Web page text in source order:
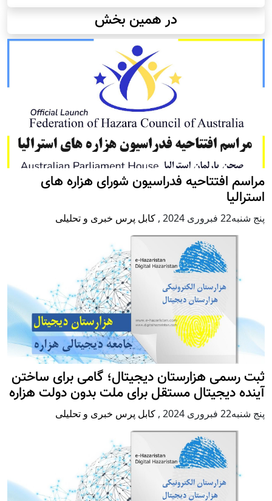
در همین بخش
مراسم افتتاحیه فدراسیون شورای هزاره های
استرالیا
پنج شنبه22 فبروری 2024 , کابل پرس خبری و تحلیلی
ثبت رسمی هزارستان دیجیتال؛ گامی برای ساختن
آینده دیجیتال مستقل برای ملت بدون دولت هزاره
پنج شنبه22 فبروری 2024 , کابل پرس خبری و تحلیلی